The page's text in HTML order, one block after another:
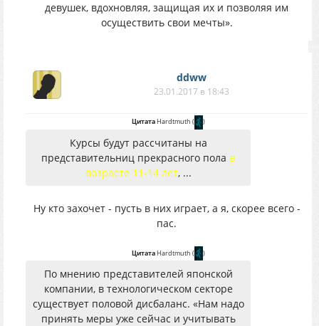
девушек, вдохновляя, защищая их и позволяя им
осуществить свои мечты».
ddww
23.01.2017 в 18:43
ЦитатаHardtmuth ( )
Курсы будут рассчитаны на
представительниц прекрасного пола в
возрасте 11-14 лет, ...
Ну кто захочет - пусть в них играет, а я, скорее всего -
пас.
ЦитатаHardtmuth ( )
По мнению представителей японской
компании, в технологическом секторе
существует половой дисбаланс. «Нам надо
принять меры уже сейчас и учитывать